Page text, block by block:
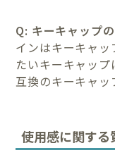
Q: キーキャップ
インはキーキャ
たいキーキャッ
互換のキーキャッ
使用感に関する